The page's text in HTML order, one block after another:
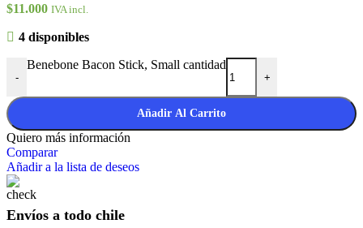
$11.000 IVA incl.
4 disponibles
-
Benebone Bacon Stick, Small cantidad
+
Añadir Al Carrito
Quiero más información
Comparar
Añadir a la lista de deseos
Envíos a todo chile